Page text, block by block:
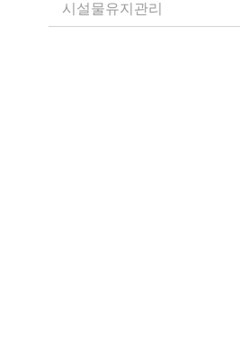
시설물유지관리